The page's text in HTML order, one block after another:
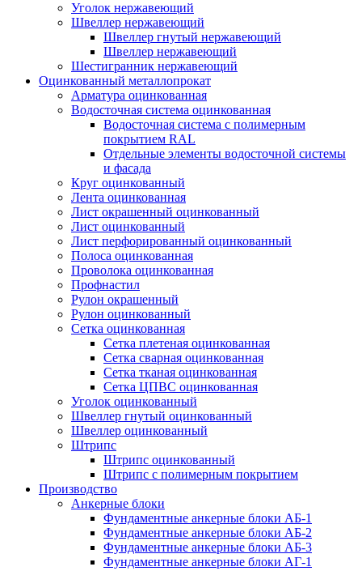
Уголок нержавеющий
Швеллер нержавеющий
Швеллер гнутый нержавеющий
Швеллер нержавеющий
Шестигранник нержавеющий
Оцинкованный металлопрокат
Арматура оцинкованная
Водосточная система оцинкованная
Водосточная система с полимерным
покрытием RAL
Отдельные элементы водосточной системы
и фасада
Круг оцинкованный
Лента оцинкованная
Лист окрашенный оцинкованный
Лист оцинкованный
Лист перфорированный оцинкованный
Полоса оцинкованная
Проволока оцинкованная
Профнастил
Рулон окрашенный
Рулон оцинкованный
Сетка оцинкованная
Сетка плетеная оцинкованная
Сетка сварная оцинкованная
Сетка тканая оцинкованная
Сетка ЦПВС оцинкованная
Уголок оцинкованный
Швеллер гнутый оцинкованный
Швеллер оцинкованный
Штрипс
Штрипс оцинкованный
Штрипс с полимерным покрытием
Производство
Анкерные блоки
Фундаментные анкерные блоки АБ-1
Фундаментные анкерные блоки АБ-2
Фундаментные анкерные блоки АБ-3
Фундаментные анкерные блоки АГ-1